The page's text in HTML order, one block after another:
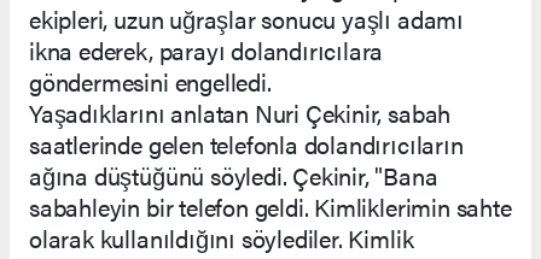
ekipleri, uzun uğraşlar sonucu yaşlı adamı
ikna ederek, parayı dolandırıcılara
göndermesini engelledi.
Yaşadıklarını anlatan Nuri Çekinir, sabah
saatlerinde gelen telefonla dolandırıcıların
ağına düştüğünü söyledi. Çekinir, "Bana
sabahleyin bir telefon geldi. Kimliklerimin sahte
olarak kullanıldığını söylediler. Kimlik